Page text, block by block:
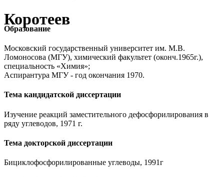
Коротеев
Образование
Московский государственный университет им. М.В.
Ломоносова (МГУ), химический факультет (оконч.1965г.),
специальность «Химия»;
Аспирантура МГУ - год окончания 1970.
Тема кандидатской диссертации
Изучение реакций заместительного дефосфорилирования в
ряду углеводов, 1971 г.
Тема докторской диссертации
Бициклофосфорилированные углеводы, 1991г